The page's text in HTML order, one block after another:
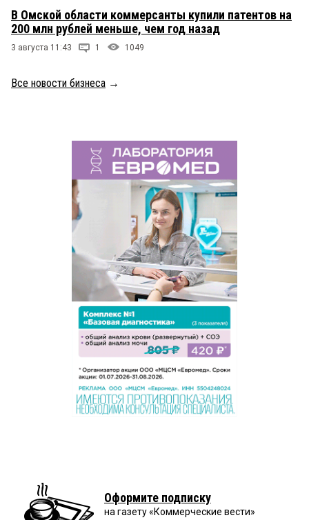
В Омской области коммерсанты купили патентов на
200 млн рублей меньше, чем год назад
3 августа 11:43 1 1049
Все новости бизнеса →
Оформите подписку
на газету «Коммерческие вести»